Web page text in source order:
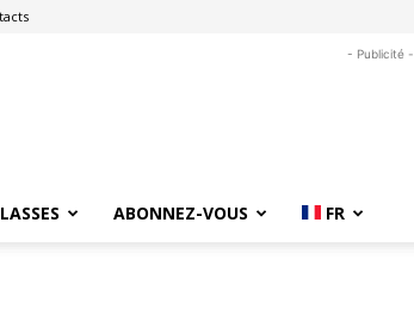
- Publicité -
ABONNEZ-VOUS FR